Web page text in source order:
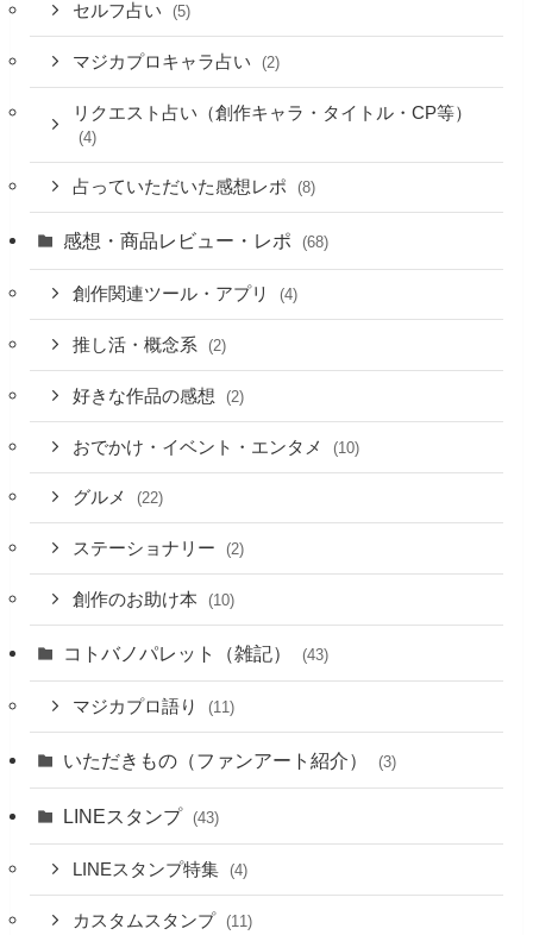
セルフ占い (5)
マジカプロキャラ占い (2)
リクエスト占い（創作キャラ・タイトル・CP等）
(4)
占っていただいた感想レポ (8)
感想・商品レビュー・レポ (68)
創作関連ツール・アプリ (4)
推し活・概念系 (2)
好きな作品の感想 (2)
おでかけ・イベント・エンタメ (10)
グルメ (22)
ステーショナリー (2)
創作のお助け本 (10)
コトバノパレット（雑記） (43)
マジカプロ語り (11)
いただきもの（ファンアート紹介） (3)
LINEスタンプ (43)
LINEスタンプ特集 (4)
カスタムスタンプ (11)